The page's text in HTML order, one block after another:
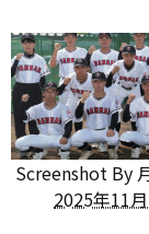
Screenshot By
2025年11